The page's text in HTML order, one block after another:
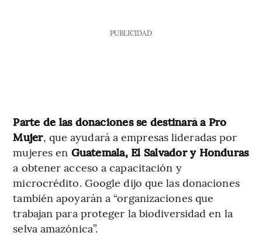
PUBLICIDAD
Parte de las donaciones se destinará a Pro
Mujer, que ayudará a empresas lideradas por
mujeres en Guatemala, El Salvador y Honduras
a obtener acceso a capacitación y
microcrédito. Google dijo que las donaciones
también apoyarán a “organizaciones que
trabajan para proteger la biodiversidad en la
selva amazónica”.